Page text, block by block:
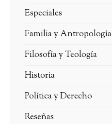
Especiales
Familia y Antropología
Filosofía y Teología
Historia
Política y Derecho
Reseñas